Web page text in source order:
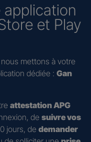
application
et Play
mettons à votre
dédiée : Gan
attestation APG
de suivre vos
jours, de demander